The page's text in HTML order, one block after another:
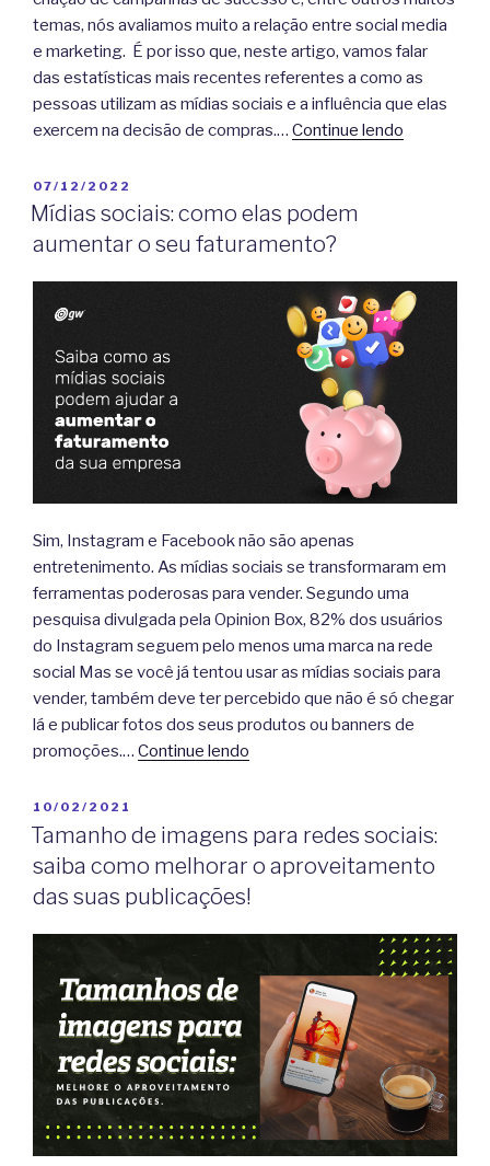
temas, nós avaliamos muito a relação entre social media
e marketing. É por isso que, neste artigo, vamos falar
das estatísticas mais recentes referentes a como as
pessoas utilizam as mídias sociais e a influência que elas
exercem na decisão de compras.… Continue lendo
PUBLICADO
EM
07/12/2022
Mídias sociais: como elas podem
aumentar o seu faturamento?
Sim, Instagram e Facebook não são apenas
entretenimento. As mídias sociais se transformaram em
ferramentas poderosas para vender. Segundo uma
pesquisa divulgada pela Opinion Box, 82% dos usuários
do Instagram seguem pelo menos uma marca na rede
social Mas se você já tentou usar as mídias sociais para
vender, também deve ter percebido que não é só chegar
lá e publicar fotos dos seus produtos ou banners de
promoções.… Continue lendo
PUBLICADO
EM
10/02/2021
Tamanho de imagens para redes sociais:
saiba como melhorar o aproveitamento
das suas publicações!